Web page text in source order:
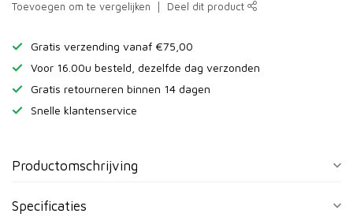
Toevoegen om te vergelijken Deel dit product
Gratis verzending vanaf €75,00
Voor 16.00u besteld, dezelfde dag verzonden
Gratis retourneren binnen 14 dagen
Snelle klantenservice
Productomschrijving
Specificaties